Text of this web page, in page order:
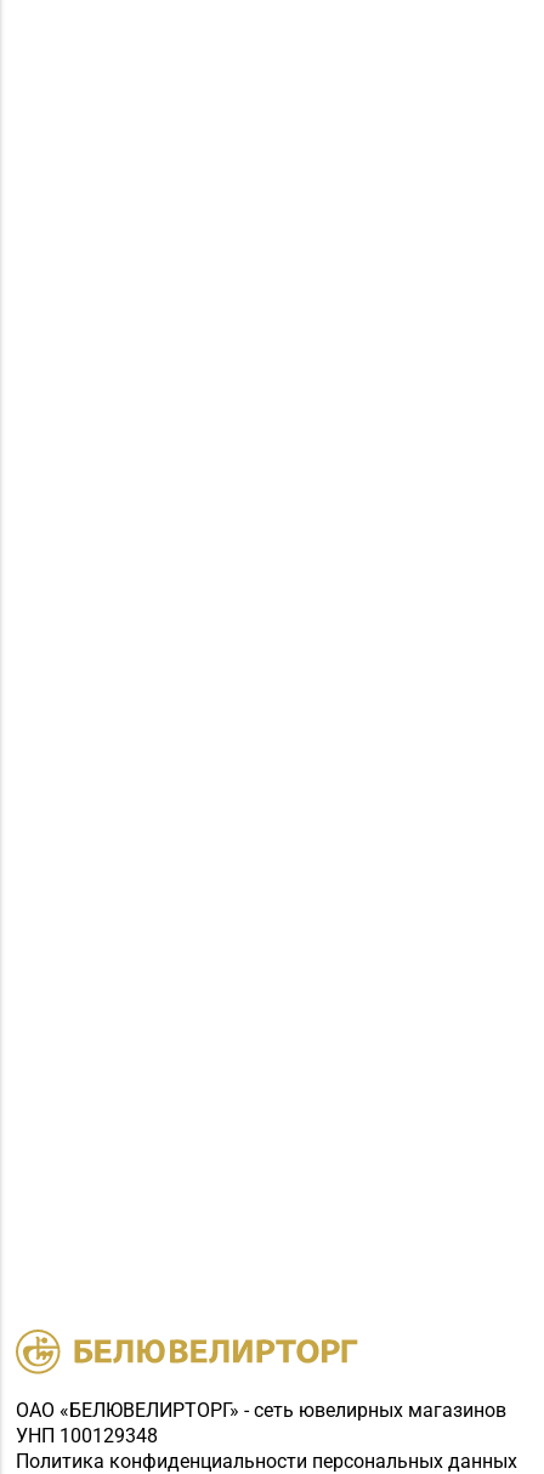
ОАО «БЕЛЮВЕЛИРТОРГ» - сеть ювелирных магазинов
УНП 100129348
Политика конфиденциальности персональных данных